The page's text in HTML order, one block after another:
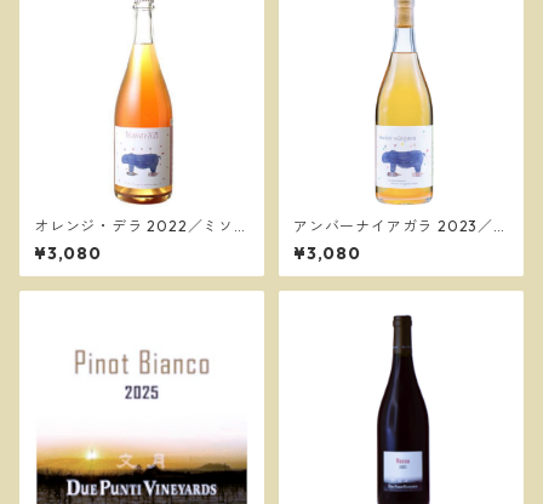
オレンジ・デラ 2022／ミソ
ノ・ヴィンヤード
¥3,080
アンバーナイアガラ 2023／ミ
ソノ・ヴィンヤード
¥3,080